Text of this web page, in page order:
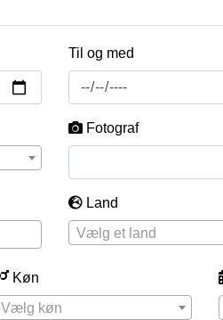
Til og med
Fotograf
Land
Vælg et land
Køn
Vælg køn